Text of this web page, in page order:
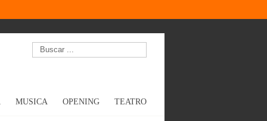
MUSICA OPENING TEATRO